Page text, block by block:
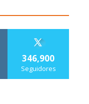
346,900
Seguidores